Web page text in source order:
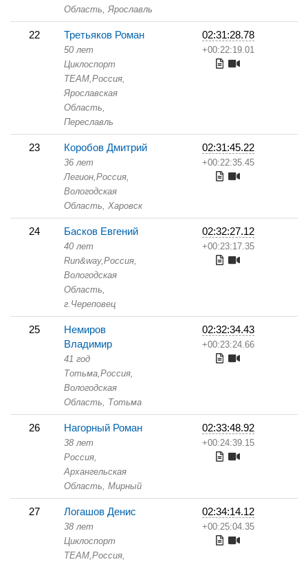
Область, Ярославль
22 Третьяков Роман
50 лет
Циклоспорт
TEAM,Россия,
Ярославская
Область,
Переславль
02:31:28.78
+00:22:19.01
23 Коробов Дмитрий
36 лет
Легион,Россия,
Вологодская
Область, Харовск
02:31:45.22
+00:22:35.45
24 Басков Евгений
40 лет
Run&way,Россия,
Вологодская
Область,
г.Череповец
02:32:27.12
+00:23:17.35
25
Немиров
Владимир
41 год
Тотьма,Россия,
Вологодская
Область, Тотьма
02:32:34.43
+00:23:24.66
26 Нагорный Роман
38 лет
Россия,
Архангельская
Область, Мирный
02:33:48.92
+00:24:39.15
27 Логашов Денис
38 лет
Циклоспорт
TEAM,Россия,
02:34:14.12
+00:25:04.35